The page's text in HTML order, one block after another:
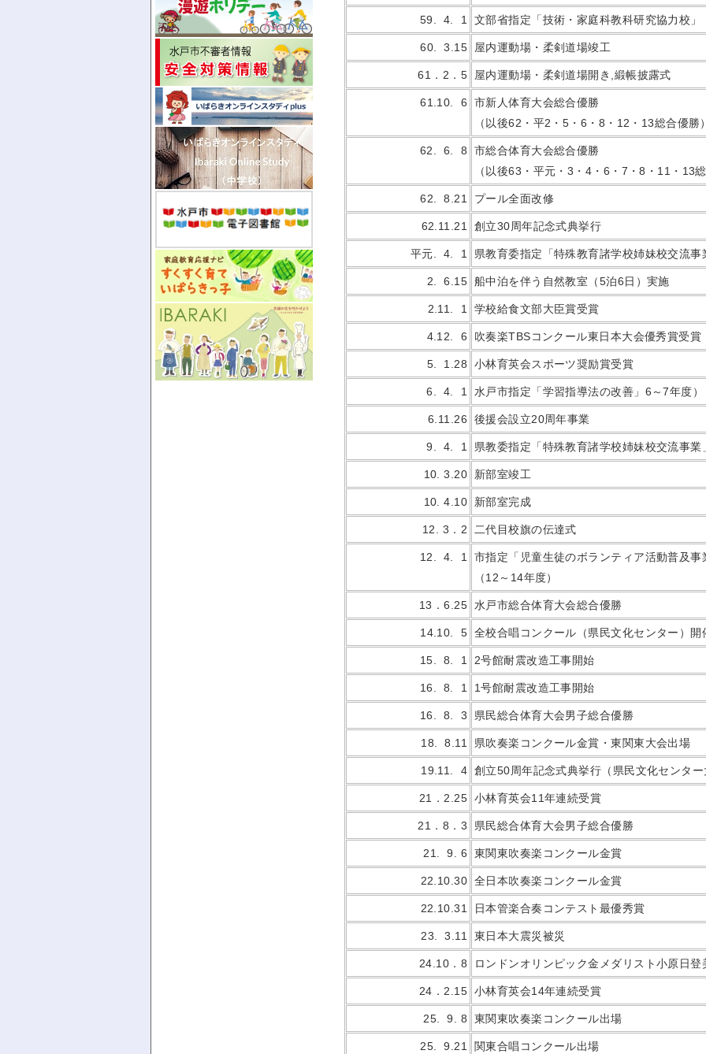
59. 4. 1 文部省指定「技術・家庭科教科研究協力校」
60. 3.15 屋内運動場・柔剣道場竣工
61．2．5 屋内運動場・柔剣道場開き,緞帳披露式
61.10. 6
市新人体育大会総合優勝
（以後62・平2・5・6・8・12・13総合優勝
62. 6. 8
市総合体育大会総合優勝
（以後63・平元・3・4・6・7・8・11・13
62. 8.21 プール全面改修
62.11.21 創立30周年記念式典挙行
平元. 4. 1 県教育委指定「特殊教育諸学校姉妹校交流
2. 6.15 船中泊を伴う自然教室（5泊6日）実施
2.11. 1 学校給食文部大臣賞受賞
4.12. 6 吹奏楽TBSコンクール東日本大会優秀賞受賞
5. 1.28 小林育英会スポーツ奨励賞受賞
6. 4. 1 水戸市指定「学習指導法の改善」6～7年度）
6.11.26 後援会設立20周年事業
9. 4. 1 県教委指定「特殊教育諸学校姉妹校交流事
10. 3.20 新部室竣工
10. 4.10 新部室完成
12. 3．2 二代目校旗の伝達式
12. 4. 1
市指定「児童生徒のボランティア活動普及事
（12～14年度）
13．6.25 水戸市総合体育大会総合優勝
14.10. 5 全校合唱コンクール（県民文化センター）開
15. 8. 1 2号館耐震改造工事開始
16. 8. 1 1号館耐震改造工事開始
16. 8. 3 県民総合体育大会男子総合優勝
18. 8.11 県吹奏楽コンクール金賞・東関東大会出場
19.11. 4 創立50周年記念式典挙行（県民文化センタ
21．2.25 小林育英会11年連続受賞
21．8．3 県民総合体育大会男子総合優勝
21. 9. 6 東関東吹奏楽コンクール金賞
22.10.30 全日本吹奏楽コンクール金賞
22.10.31 日本管楽合奏コンテスト最優秀賞
23. 3.11 東日本大震災被災
24.10．8 ロンドンオリンピック金メダリスト小原日
24．2.15 小林育英会14年連続受賞
25. 9. 8 東関東吹奏楽コンクール出場
25. 9.21 関東合唱コンクール出場